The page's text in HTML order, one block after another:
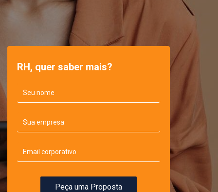
RH, quer saber mais?
Peça uma Proposta